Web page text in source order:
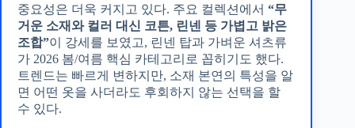
중요성은 더욱 커지고 있다. 주요 컬렉션에서 “무
거운 소재와 컬러 대신 코튼, 린넨 등 가볍고 밝은
조합”이 강세를 보였고, 린넨 탑과 가벼운 셔츠류
가 2026 봄/여름 핵심 카테고리로 꼽히기도 했다.
트렌드는 빠르게 변하지만, 소재 본연의 특성을 알
면 어떤 옷을 사더라도 후회하지 않는 선택을 할
수 있다.